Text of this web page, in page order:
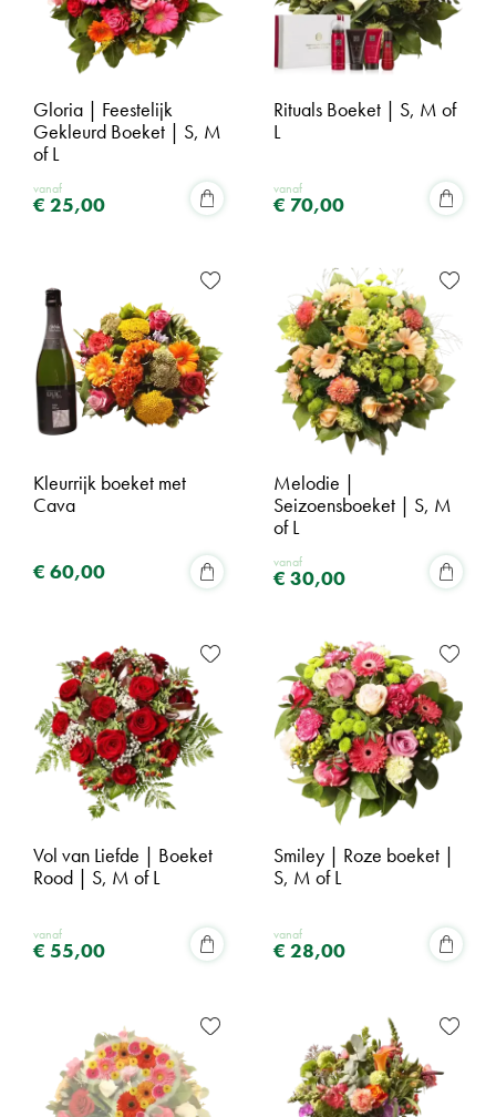
Gloria | Feestelijk
Gekleurd Boeket | S, M
of L
vanaf
€ 25,00
Rituals Boeket | S, M of
L
vanaf
€ 70,00
Kleurrijk boeket met
Cava
€ 60,00
Melodie |
Seizoensboeket | S, M
of L
vanaf
€ 30,00
Vol van Liefde | Boeket
Rood | S, M of L
vanaf
€ 55,00
Smiley | Roze boeket |
S, M of L
vanaf
€ 28,00